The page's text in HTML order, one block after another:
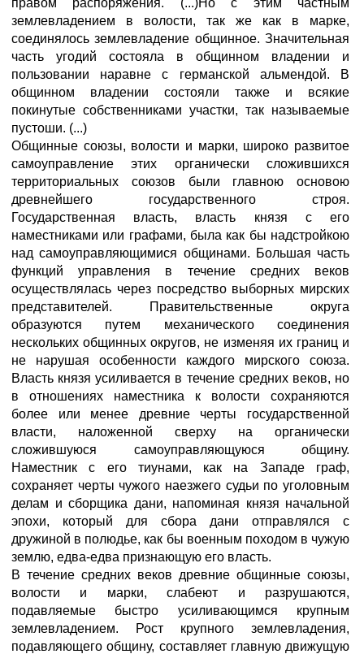
правом распоряжения. (...)Но с этим частным
землевладением в волости, так же как в марке,
соединялось землевладение общинное. Значительная
часть угодий состояла в общинном владении и
пользовании наравне с германской альмендой. В
общинном владении состояли также и всякие
покинутые собственниками участки, так называемые
пустоши. (...)
Общинные союзы, волости и марки, широко развитое
самоуправление этих органически сложившихся
территориальных союзов были главною основою
древнейшего государственного строя.
Государственная власть, власть князя с его
наместниками или графами, была как бы надстройкою
над самоуправляющимися общинами. Большая часть
функций управления в течение средних веков
осуществлялась через посредство выборных мирских
представителей. Правительственные округа
образуются путем механического соединения
нескольких общинных округов, не изменяя их границ и
не нарушая особенности каждого мирского союза.
Власть князя усиливается в течение средних веков, но
в отношениях наместника к волости сохраняются
более или менее древние черты государственной
власти, наложенной сверху на органически
сложившуюся самоуправляющуюся общину.
Наместник с его тиунами, как на Западе граф,
сохраняет черты чужого наезжего судьи по уголовным
делам и сборщика дани, напоминая князя начальной
эпохи, который для сбора дани отправлялся с
дружиной в полюдье, как бы военным походом в чужую
землю, едва-едва признающую его власть.
В течение средних веков древние общинные союзы,
волости и марки, слабеют и разрушаются,
подавляемые быстро усиливающимся крупным
землевладением. Рост крупного землевладения,
подавляющего общину, составляет главную движущую